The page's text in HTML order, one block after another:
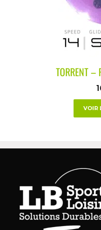
TORRENT
VOIR